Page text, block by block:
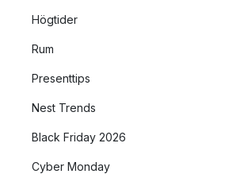
Högtider
Rum
Presenttips
Nest Trends
Black Friday 2026
Cyber Monday